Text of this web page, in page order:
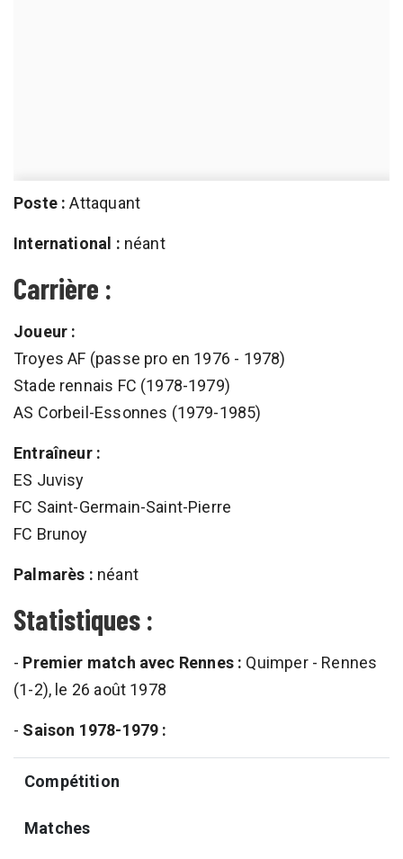
Poste : Attaquant
International : néant
Carrière :
Joueur :
Troyes AF (passe pro en 1976 - 1978)
Stade rennais FC (1978-1979)
AS Corbeil-Essonnes (1979-1985)
Entraîneur :
ES Juvisy
FC Saint-Germain-Saint-Pierre
FC Brunoy
Palmarès : néant
Statistiques :
- Premier match avec Rennes : Quimper - Rennes
(1-2), le 26 août 1978
- Saison 1978-1979 :
Compétition
Matches